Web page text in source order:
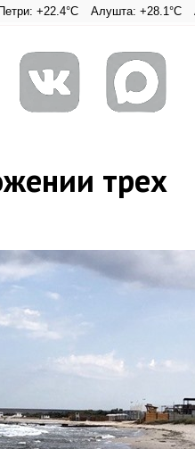
Алушта: +28.1°C
трех